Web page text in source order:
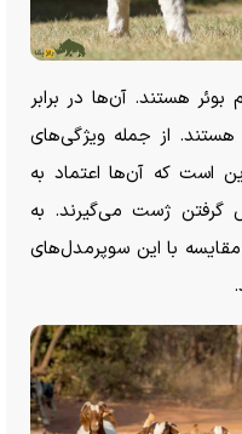
هستند. آن‌ها در برابر
از جمله ویژگی‌های
است که آن‌ها اعتماد به
گرفتن ژست می‌گیرند. به
با این سوپرمدل‌های